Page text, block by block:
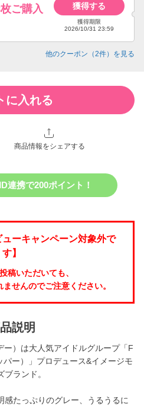
ご購入
獲得する
獲得期限
2026/10/31 23:59
他のクーポン（2件）を見る
に入れる
商品情報をシェアする
連携で200ポイント！
ューキャンペーン対象外で
す】
稿いただいても、
せんのでご注意ください。
説明
）は大人気アイドルグループ「F
ー）」プロデュース&イメージモ
ランド。
感たっぷりのグレー、うるうるに